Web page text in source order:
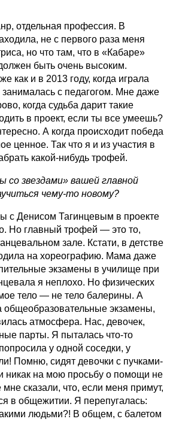
отдельная профессия. В
не с первого раза меня
но что там, что в «Кабаре»
быть очень высоким.
как и в 2013 году, когда играла
с педагогом. Мне даже
когда судьба дарит такие
в проект, если ты все умеешь?
А когда происходит победа
ценное. Так что я и из участия в
какой-нибудь трофей.
звездами» вашей главной
чему-то новому?
с Денисом Тагинцевым в проекте
Но главный трофей — это то,
зале. Кстати, в детстве
на хореографию. Мама даже
экзамены в училище при
я неплохо. Но физических
тело — не тело балерины. А
общеобразовательные экзамены,
атмосфера. Нас, девочек,
парты. Я пыталась что-то
у одной соседки, у
Помню, сидят девочки с пучками-
никак на мою просьбу о помощи не
сказали, что, если меня примут,
в общежитии. Я перепугалась:
людьми?! В общем, с балетом